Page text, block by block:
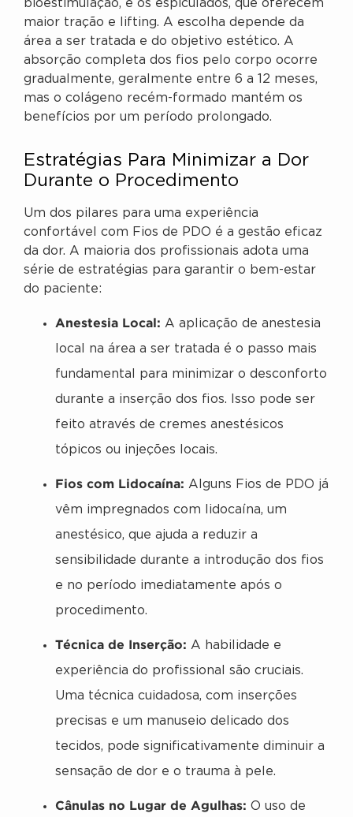
bioestimulação, e os espiculados, que oferecem
maior tração e lifting. A escolha depende da
área a ser tratada e do objetivo estético. A
absorção completa dos fios pelo corpo ocorre
gradualmente, geralmente entre 6 a 12 meses,
mas o colágeno recém-formado mantém os
benefícios por um período prolongado.
Estratégias Para Minimizar a Dor
Durante o Procedimento
Um dos pilares para uma experiência
confortável com Fios de PDO é a gestão eficaz
da dor. A maioria dos profissionais adota uma
série de estratégias para garantir o bem-estar
do paciente:
Anestesia Local: A aplicação de anestesia
local na área a ser tratada é o passo mais
fundamental para minimizar o desconforto
durante a inserção dos fios. Isso pode ser
feito através de cremes anestésicos
tópicos ou injeções locais.
Fios com Lidocaína: Alguns Fios de PDO já
vêm impregnados com lidocaína, um
anestésico, que ajuda a reduzir a
sensibilidade durante a introdução dos fios
e no período imediatamente após o
procedimento.
Técnica de Inserção: A habilidade e
experiência do profissional são cruciais.
Uma técnica cuidadosa, com inserções
precisas e um manuseio delicado dos
tecidos, pode significativamente diminuir a
sensação de dor e o trauma à pele.
Cânulas no Lugar de Agulhas: O uso de